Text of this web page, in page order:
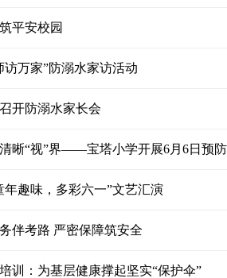
平安校园
万家”防溺水家访活动
开防溺水家长会
晰“视”界——宝塔小学开展6月6日预
年趣味，多彩六一”文艺汇演
伴考路 严密保障筑安全
训：为基层健康撑起坚实“保护伞”